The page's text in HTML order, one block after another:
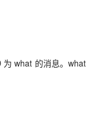
what 的消息。what